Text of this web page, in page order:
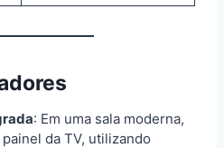
: Em uma sala moderna,
da TV, utilizando